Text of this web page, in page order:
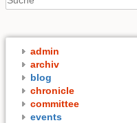
admin
archiv
blog
chronicle
committee
events